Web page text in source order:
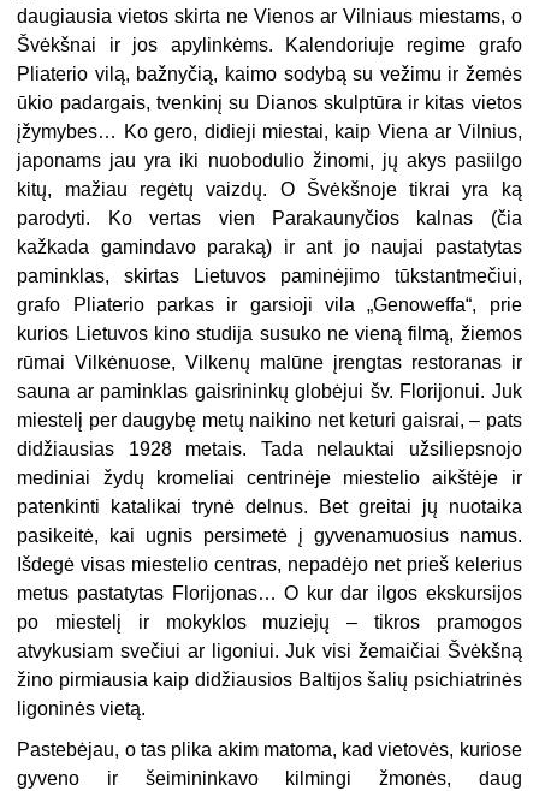
daugiausia vietos skirta ne Vienos ar Vilniaus miestams, o
Švėkšnai ir jos apylinkėms. Kalendoriuje regime grafo
Pliaterio vilą, bažnyčią, kaimo sodybą su vežimu ir žemės
ūkio padargais, tvenkinį su Dianos skulptūra ir kitas vietos
įžymybes… Ko gero, didieji miestai, kaip Viena ar Vilnius,
japonams jau yra iki nuobodulio žinomi, jų akys pasiilgo
kitų, mažiau regėtų vaizdų. O Švėkšnoje tikrai yra ką
parodyti. Ko vertas vien Parakaunyčios kalnas (čia
kažkada gamin­davo paraką) ir ant jo naujai pastatytas
paminklas, skirtas Lietuvos paminėjimo tūkstantmečiui,
grafo Pliaterio parkas ir garsioji vila „Genoweffa“, prie
kurios Lietuvos kino studija susuko ne vieną filmą, žiemos
rūmai Vilkėnuose, Vilkenų malūne įrengtas restoranas ir
sauna ar paminklas gaisrininkų globėjui šv. Flo­rijonui. Juk
miestelį per daugybę metų naikino net keturi gaisrai, – pats
di­džiausias 1928 metais. Tada nelauktai užsiliepsnojo
mediniai žydų kromeliai centrinėje miestelio aikštėje ir
patenkinti katalikai trynė delnus. Bet greitai jų nuotaika
pasikeitė, kai ugnis persimetė į gyvenamuosius namus.
Išdegė visas miestelio centras, nepadėjo net prieš kelerius
metus pastatytas Florijonas… O kur dar ilgos ekskursijos
po miestelį ir mokyklos muziejų – tikros pramogos
atvykusiam svečiui ar ligoniui. Juk visi žemaičiai Švėkšną
žino pirmiausia kaip didžiausios Baltijos šalių psichiatrinės
ligoninės vietą.
Pastebėjau, o tas plika akim matoma, kad vietovės, kuriose
gyveno ir šeimi­ninkavo kilmingi žmonės, daug